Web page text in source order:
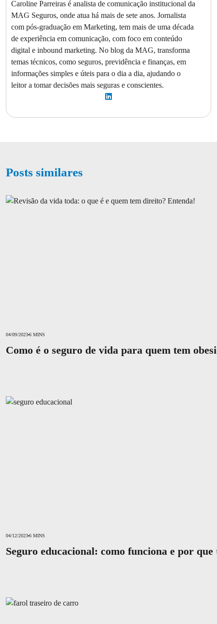
Caroline Parreiras é analista de comunicação institucional da
MAG Seguros, onde atua há mais de sete anos. Jornalista
com pós-graduação em Marketing, tem mais de uma década
de experiência em comunicação, com foco em conteúdo
digital e inbound marketing. No blog da MAG, transforma
temas técnicos, como seguros, previdência e finanças, em
informações simples e úteis para o dia a dia, ajudando o
leitor a tomar decisões mais seguras e conscientes.
Posts similares
Como é o seguro de vida para quem tem obesidade?
04/09/20236 MINS
Como é o seguro de vida para quem tem
Seguro educacional: como funciona e por que ter um?
04/12/20236 MINS
Seguro educacional: como funciona e por
Carta verde: o que é, para que serve e quando é obrigatória